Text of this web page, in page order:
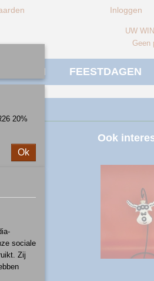
Inloggen
UW
Geen
FEESTDAGEN
Ook
20%
Ok
sociale
Zij